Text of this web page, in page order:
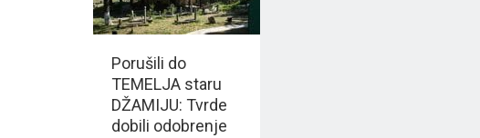
Porušili do
TEMELJA staru
DŽAMIJU: Tvrde
dobili odobrenje